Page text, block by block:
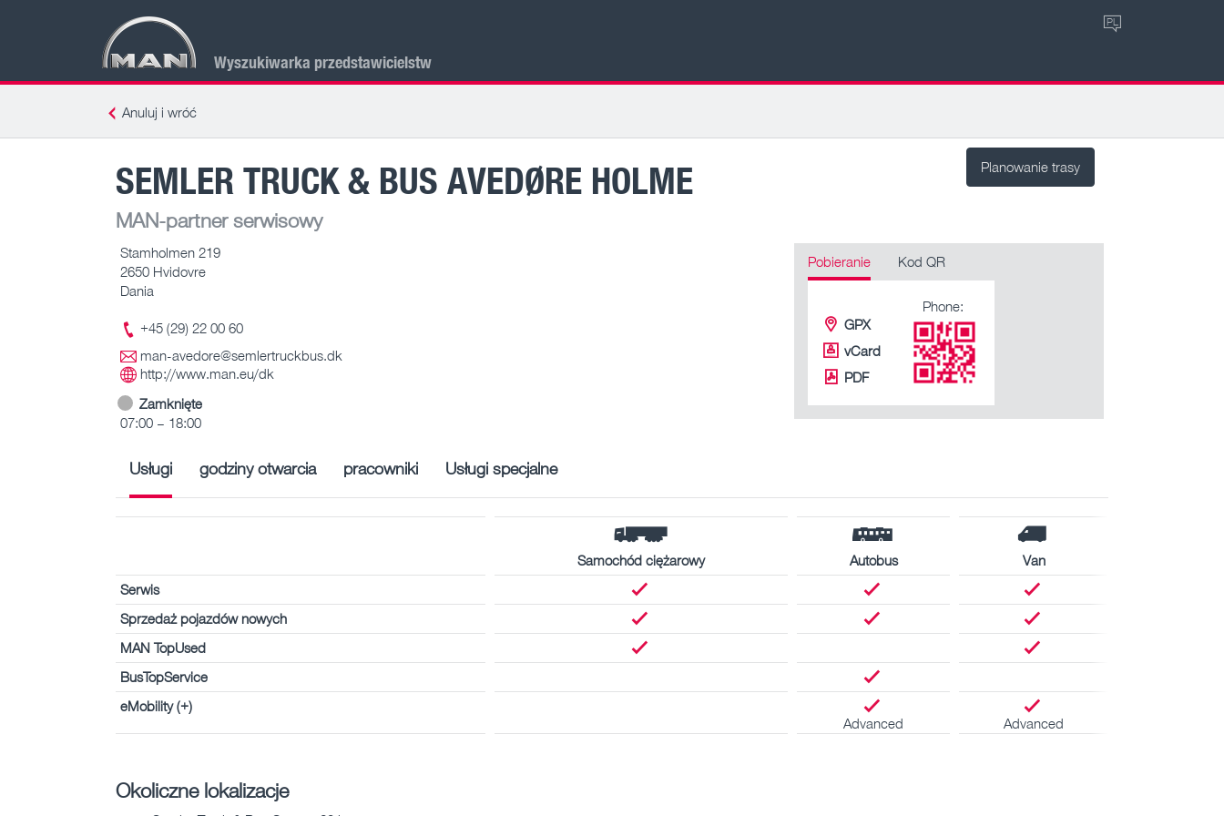
Wyszukiwarka przedstawicielstw
PL
Anuluj i wróć
Planowanie trasy
SEMLER TRUCK & BUS AVEDØRE HOLME
MAN-partner serwisowy
Stamholmen 219
2650 Hvidovre
Dania
+45 (29) 22 00 60
man-avedore@semlertruckbus.dk
http://www.man.eu/dk
Zamknięte
07:00 – 18:00
Pobieranie Kod QR
GPX
vCard
PDF
Phone:
Usługi godziny otwarcia pracowniki Usługi specjalne
Samochód ciężarowy Autobus
Van
Serwis
Sprzedaż pojazdów nowych
MAN TopUsed
BusTopService
eMobility (+)
Advanced
Advanced
Okoliczne lokalizacje